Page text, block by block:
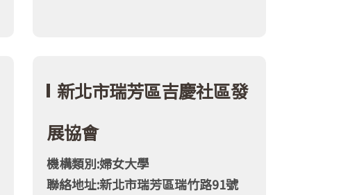
新北市瑞芳區吉慶社區發
展協會
機構類別:婦女大學
聯絡地址:新北市瑞芳區瑞竹路91號